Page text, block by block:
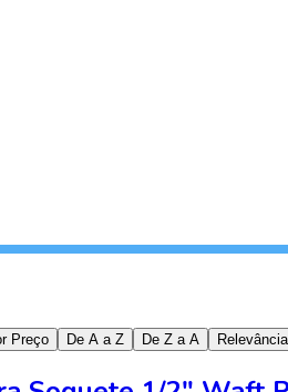
Preço De A a Z De Z a A Relevância